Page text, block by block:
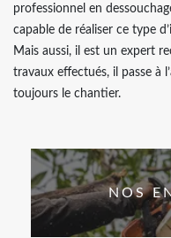
professionnel en
capable de réaliser ce type
Mais aussi, il est un expert
travaux effectués, il passe à
toujours le chantier.
NOS